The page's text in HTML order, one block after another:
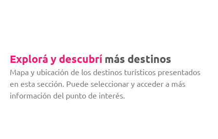
Explorá y descubrí más destinos
Mapa y ubicación de los destinos turísticos presentados
en esta sección. Puede seleccionar y acceder a más
información del punto de interés.